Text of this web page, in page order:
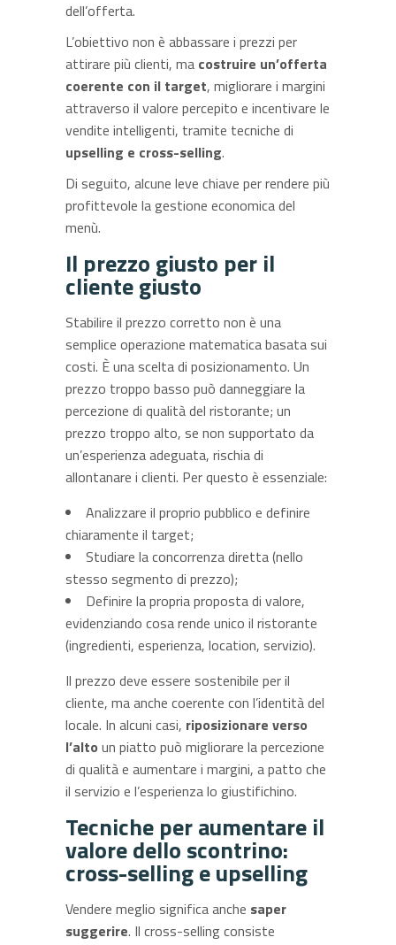
dell’offerta.
L’obiettivo non è abbassare i prezzi per
attirare più clienti, ma costruire un’offerta
coerente con il target, migliorare i margini
attraverso il valore percepito e incentivare le
vendite intelligenti, tramite tecniche di
upselling e cross-selling.
Di seguito, alcune leve chiave per rendere più
profittevole la gestione economica del
menù.
Il prezzo giusto per il
cliente giusto
Stabilire il prezzo corretto non è una
semplice operazione matematica basata sui
costi. È una scelta di posizionamento. Un
prezzo troppo basso può danneggiare la
percezione di qualità del ristorante; un
prezzo troppo alto, se non supportato da
un’esperienza adeguata, rischia di
allontanare i clienti. Per questo è essenziale:
Analizzare il proprio pubblico e definire
chiaramente il target;
Studiare la concorrenza diretta (nello
stesso segmento di prezzo);
Definire la propria proposta di valore,
evidenziando cosa rende unico il ristorante
(ingredienti, esperienza, location, servizio).
Il prezzo deve essere sostenibile per il
cliente, ma anche coerente con l’identità del
locale. In alcuni casi, riposizionare verso
l’alto un piatto può migliorare la percezione
di qualità e aumentare i margini, a patto che
il servizio e l’esperienza lo giustifichino.
Tecniche per aumentare il
valore dello scontrino:
cross-selling e upselling
Vendere meglio significa anche saper
suggerire. Il cross-selling consiste